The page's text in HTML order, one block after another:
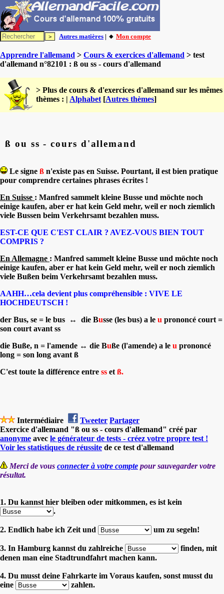
Autres matières | 🔸 Mon compte
Apprendre l'allemand > Cours & exercices d'allemand > test
d'allemand n°82101 : ß ou ss - cours d'allemand
> Plus de cours & d'exercices d'allemand sur les mêmes
thèmes : | Alphabet [Autres thèmes]
ß ou ss - cours d'allemand
Le signe ß n'existe pas en Suisse. Pourtant, il est bien pratique
pour comprendre certaines phrases écrites !
En Suisse : Manfred sammelt kleine Busse und möchte noch
einige kaufen, aber er hat kein Geld mehr, weil er noch ziemlich
viele Bussen beim Verkehrsamt bezahlen muss.
EST-CE QUE C'EST CLAIR ? AVEZ-VOUS BIEN TOUT
COMPRIS ?
En Allemagne : Manfred sammelt kleine Busse und möchte noch
einige kaufen, aber er hat kein Geld mehr, weil er noch ziemlich
viele Bußen beim Verkehrsamt bezahlen muss.
AAHH…cela devient plus compréhensible : VIVE LE
HOCHDEUTSCH !
der Bus, se = le bus ↔ die Busse (les bus) a le u prononcé court =
son court avant ss
die Buße, n = l'amende ↔ die Buße (l'amende) a le u prononcé
long = son long avant ß
C'est toute la différence entre ss et ß.
Intermédiaire Tweeter Partager
Exercice d'allemand "ß ou ss - cours d'allemand" créé par
anonyme avec le générateur de tests - créez votre propre test !
Voir les statistiques de réussite de ce test d'allemand
Merci de vous connecter à votre compte pour sauvegarder votre
résultat.
1. Du kannst hier bleiben oder mitkommen, es ist kein
.
2. Endlich habe ich Zeit und um zu segeln!
3. In Hamburg kannst du zahlreiche
finden, mit
denen man eine Stadtrundfahrt machen kann.
4. Du musst deine Fahrkarte im Voraus kaufen, sonst musst du
eine
zahlen.